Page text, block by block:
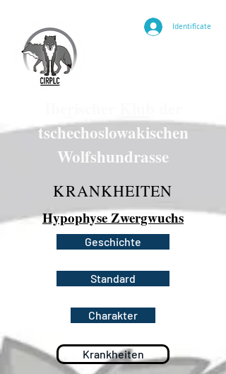
Identifícate
tschechoslowakischen
Wolfshundrasse
KRANKHEITEN
Hypophyse Zwergwuchs
Geschichte
Standard
Charakter
Krankheiten